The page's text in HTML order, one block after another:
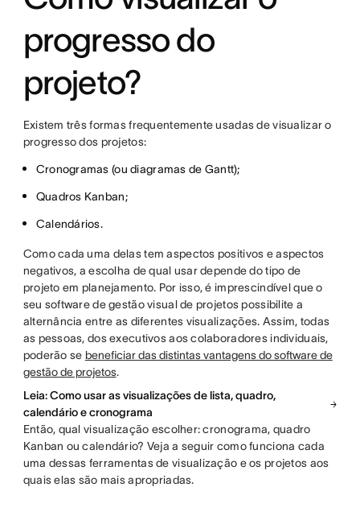
progresso do
projeto?
Existem três formas frequentemente usadas de visualizar o
progresso dos projetos:
Cronogramas (ou diagramas de Gantt);
Quadros Kanban;
Calendários.
Como cada uma delas tem aspectos positivos e aspectos
negativos, a escolha de qual usar depende do tipo de
projeto em planejamento. Por isso, é imprescindível que o
seu software de gestão visual de projetos possibilite a
alternância entre as diferentes visualizações. Assim, todas
as pessoas, dos executivos aos colaboradores individuais,
poderão se beneficiar das distintas vantagens do software de
gestão de projetos.
Leia: Como usar as visualizações de lista, quadro,
calendário e cronograma
Então, qual visualização escolher: cronograma, quadro
Kanban ou calendário? Veja a seguir como funciona cada
uma dessas ferramentas de visualização e os projetos aos
quais elas são mais apropriadas.